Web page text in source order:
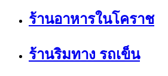
ร้านอาหารในโคราช
ร้านริมทาง รถเข็น